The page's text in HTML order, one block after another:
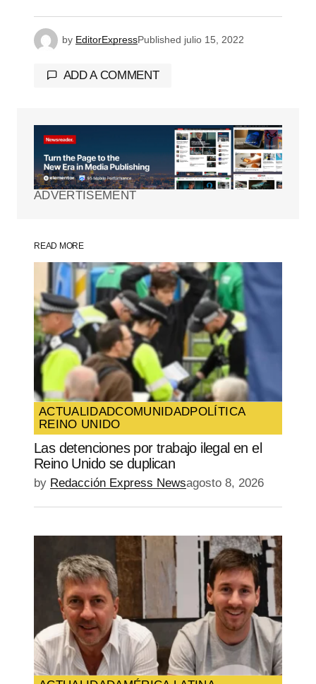
by EditorExpressPublished julio 15, 2022
ADD A COMMENT
Tu dirección de correo electrónico no será
Los campos obligatorios están
marcados con*
Your Name*
Your E-mail
Guarda mi nombre, correo electrónico y
web en este navegador para la próxima
vez que comente.
SUBMIT COMMENT
ADVERTISEMENT
READ MORE
ACTUALIDADCOMUNIDADPOLÍTICA
REINO UNIDO
Las detenciones por trabajo ilegal en el
Reino Unido se duplican
by Redacción Express Newsagosto 8, 2026